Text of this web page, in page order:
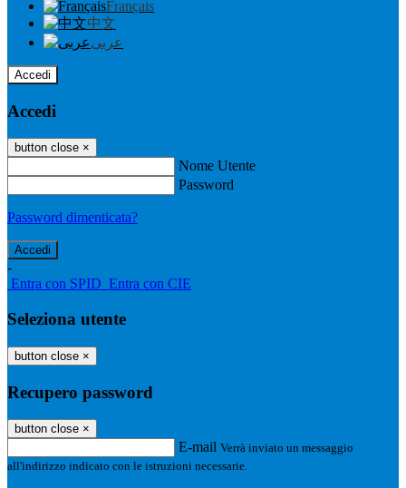
Français
中文
عربى
Accedi
Accedi
button close ×
Nome Utente
Password
Password dimenticata?
-
Entra con SPID Entra con CIE
Seleziona utente
button close ×
Recupero password
button close ×
E-mail Verrà inviato un messaggio
all'indirizzo indicato con le istruzioni necessarie.